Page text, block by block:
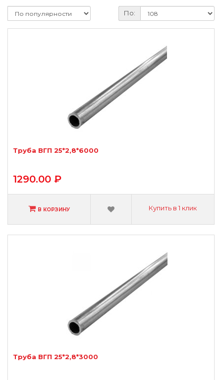
По:
Труба ВГП 25*2,8*6000
1290.00 ₽
В КОРЗИНУ Купить в 1 клик
Труба ВГП 25*2,8*3000